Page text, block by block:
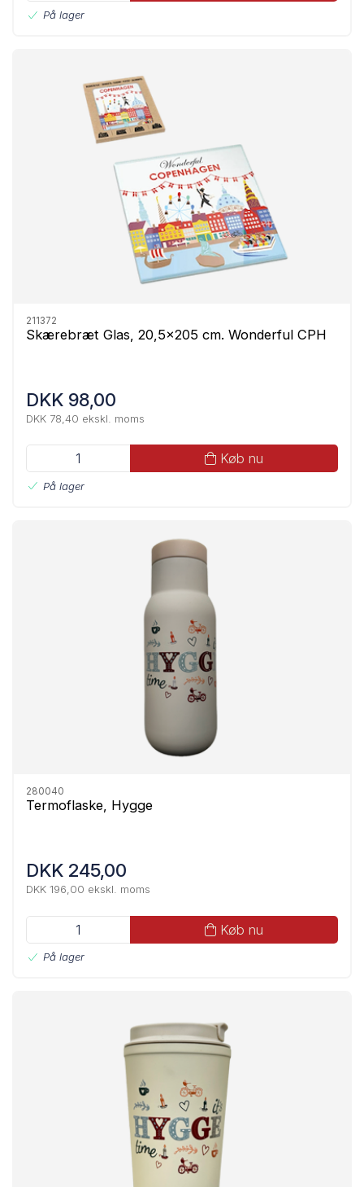
På lager
211372
Skærebræt Glas, 20,5x205 cm. Wonderful CPH
DKK 98,00
DKK 78,40 ekskl. moms
Køb nu
På lager
280040
Termoflaske, Hygge
DKK 245,00
DKK 196,00 ekskl. moms
Køb nu
På lager